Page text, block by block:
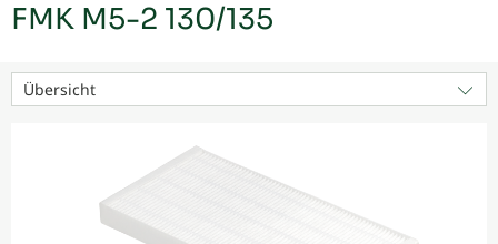
FMK M5-2 130/135
Übersicht